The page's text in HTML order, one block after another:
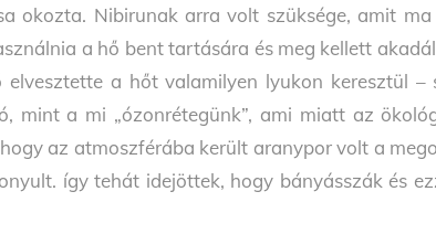
okozta. Nibirunak arra volt szüksége, amit ma
a hő bent tartására és meg kellett
a hőt valamilyen lyukon keresztül –
mint a mi „ózonrétegünk”, ami miatt az
az atmoszférába került aranypor volt a
így tehát idejöttek, hogy bányásszák és